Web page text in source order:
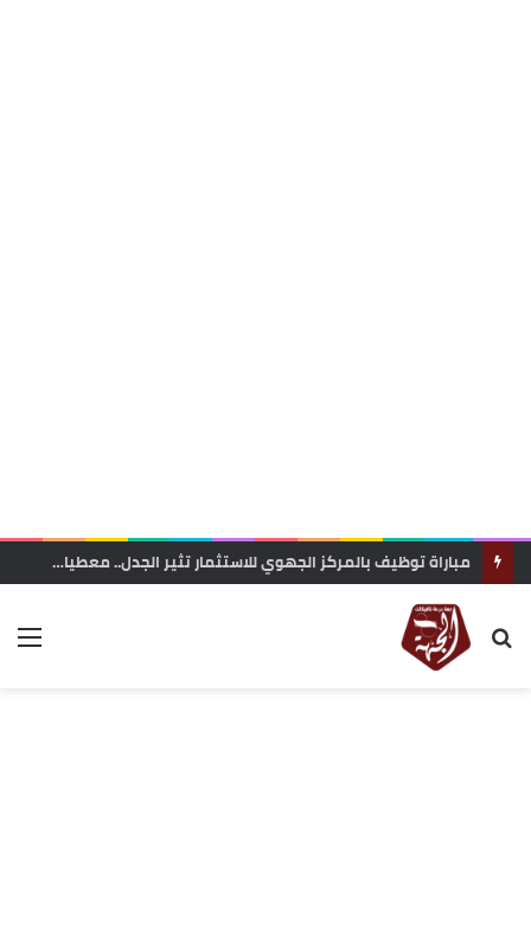
مباراة توظيف بالمركز الجهوي للاستثمار تثير الجدل.. معطيات حول محاولة “تفصيل المنصب” لفائدة مستخدمة مقربة